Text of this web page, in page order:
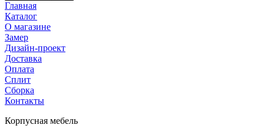
Главная
Каталог
О магазине
Замер
Дизайн-проект
Доставка
Оплата
Сплит
Сборка
Контакты
Корпусная мебель